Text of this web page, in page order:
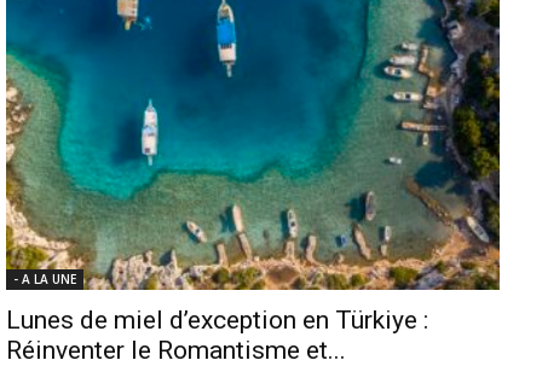
- A LA UNE
Lunes de miel d’exception en Türkiye :
Réinventer le Romantisme et...